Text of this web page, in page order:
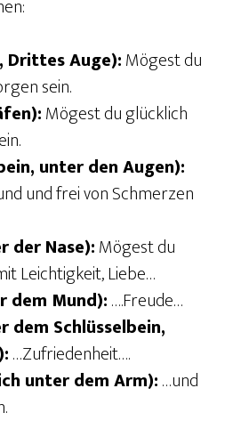
Drittes Auge):Mögest du
sein.
Mögest du glücklich
unter den Augen):
und frei von Schmerzen
der Nase):Mögest du
Leichtigkeit, Liebe…
dem Mund):….Freude…
dem Schlüsselbein,
…Zufriedenheit….
unter dem Arm):…und